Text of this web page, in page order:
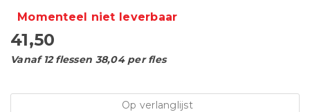
Momenteel niet leverbaar
41,50
Vanaf 12 flessen 38,04 per fles
Op verlanglijst